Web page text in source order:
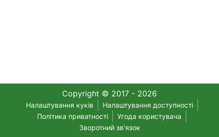
Copyright © 2017 - 2026
Налаштування куків
Налаштування доступності
Політика приватності
Угода користувача
Зворотний зв'язок